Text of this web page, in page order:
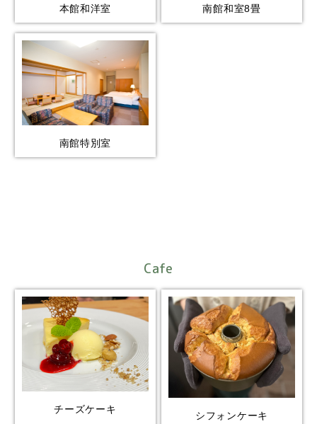
本館和洋室 南館和室8畳
南館特別室
Cafe
チーズケーキ
シフォンケーキ